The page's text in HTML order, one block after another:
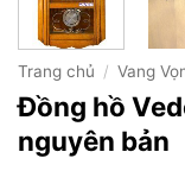
Trang chủ / Vang
Đồng hồ
nguyên bản